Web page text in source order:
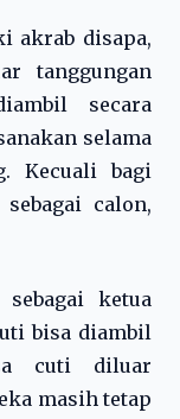
akrab disapa,
tanggungan
secara
selama
Kecuali bagi
calon,
ketua
bisa diambil
cuti diluar
masih tetap